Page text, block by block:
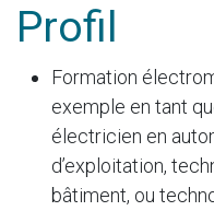
Profil
Formation
exemple en tant
électricien en
d’exploitation,
bâtiment, ou